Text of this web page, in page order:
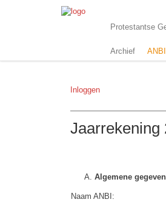
Protestantse
Archief
Inloggen
Jaarrekening
Algemene
Naam ANBI: